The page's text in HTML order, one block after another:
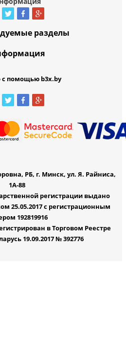
разделы
с помощью b3x.by
РБ, г. Минск, ул. Я. Райниса,
1А-88
регистрации выдано
25.05.2017 с регистрационным
192819916
в Торговом Реестре
19.09.2017 № 392776